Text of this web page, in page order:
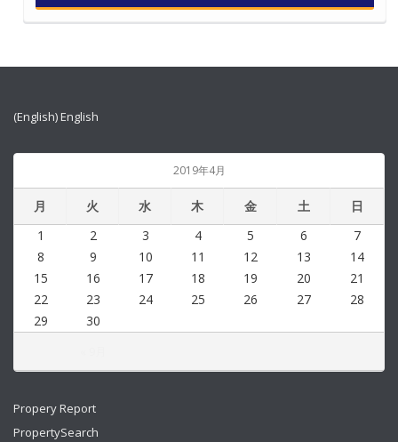
(English) English
2019年4月
月 火 水 木 金 土 日
1 2 3 4 5 6
7
8
9 10 11 12 13
14
15
16 17 18 19 20
21
22
23 24 25 26 27
28
29
30
Propery Report
PropertySearch